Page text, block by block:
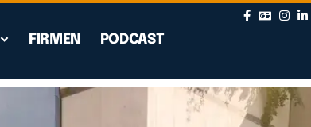
FIRMEN PODCAST